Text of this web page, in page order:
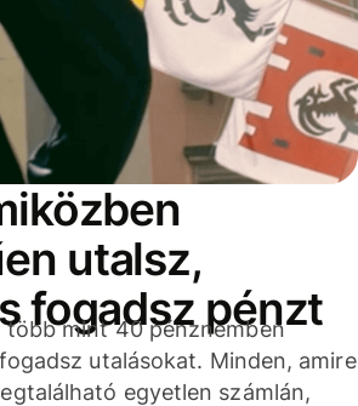
utalsz,
fogadsz pénzt
több mint 40 pénznemben
utalásokat. Minden, amire
egyetlen számlán,